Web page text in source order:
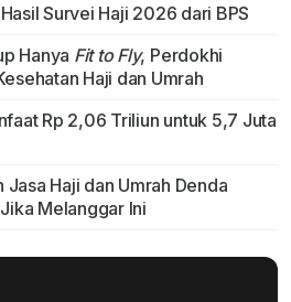
Survei Haji 2026 dari BPS
Hanya Fit to Fly, Perdokhi
Haji dan Umrah
Rp 2,06 Triliun untuk 5,7 Juta
Haji dan Umrah Denda
Melanggar Ini